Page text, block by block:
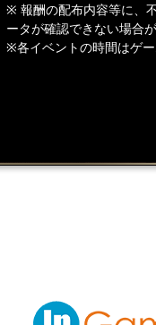
※ 報酬の配布内容等に、
ータが確認できない場合
※各イベントの時間はゲー